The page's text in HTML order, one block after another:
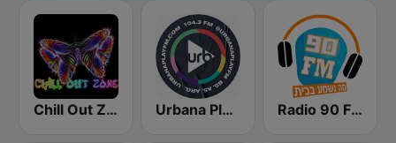
Chill Out Zone Urbana Play 104.3 FM Radio 90 FM